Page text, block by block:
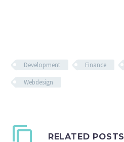
Development Finance
Webdesign
RELATED POSTS